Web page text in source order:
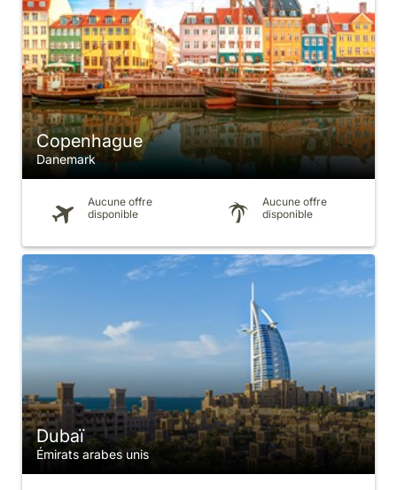
Copenhague
Danemark
Aucune offre
disponible
Aucune offre
disponible
Dubaï
Émirats arabes unis